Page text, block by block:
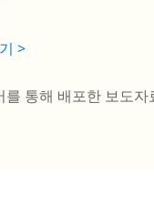
>
를 통해 배포한 보도